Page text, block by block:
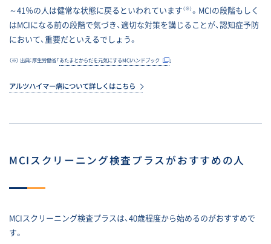
～41％の人は健常な状態に戻るといわれています（※）。MCIの段階もしく
はMCIになる前の段階で気づき、適切な対策を講じることが、認知症予防
において、重要だといえるでしょう。
（※） 出典：厚生労働省「あたまとからだを元気にするMCIハンドブック 」
アルツハイマー病について詳しくはこちら
MCIスクリーニング検査プラスがおすすめの人
MCIスクリーニング検査プラスは、40歳程度から始めるのがおすすめで
す。